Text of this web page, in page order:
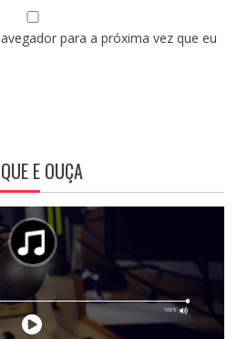
para a próxima vez que eu
E OUÇA